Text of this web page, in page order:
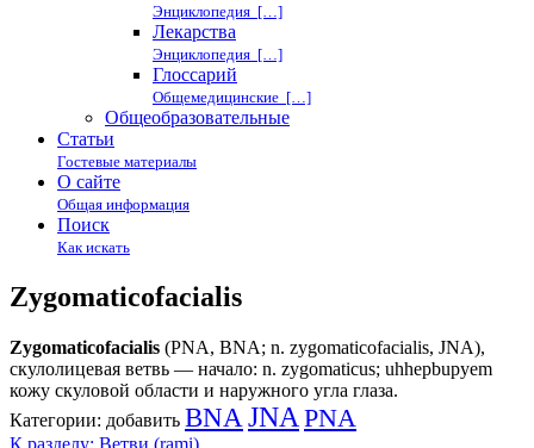
Энциклопедия […]
Лекарства
Энциклопедия […]
Глоссарий
Общемедицинские […]
Общеобразовательные
Статьи
Гостевые материалы
О сайте
Общая информация
Поиск
Как искать
Zygomaticofacialis
Zygomaticofacialis (PNA, BNA; n. zygomaticofacialis, JNA),
скулолицевая ветвь — начало: n. zygomaticus; uhhepbupyem
кожу скуловой области и наружного угла глаза.
Категории: добавить BNA JNA PNA
К разделу: Ветви (rami)